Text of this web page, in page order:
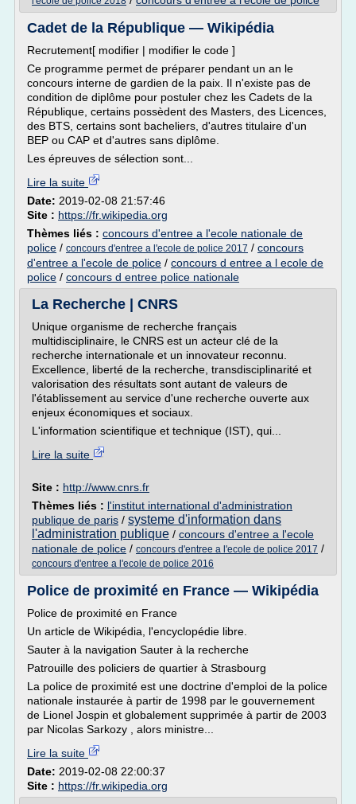
Cadet de la République — Wikipédia
Recrutement[ modifier | modifier le code ]
Ce programme permet de préparer pendant un an le
concours interne de gardien de la paix. Il n'existe pas de
condition de diplôme pour postuler chez les Cadets de la
République, certains possèdent des Masters, des Licences,
des BTS, certains sont bacheliers, d'autres titulaire d'un
BEP ou CAP et d'autres sans diplôme.
Les épreuves de sélection sont...
Lire la suite
Date: 2019-02-08 21:57:46
Site : https://fr.wikipedia.org
Thèmes liés : concours d'entree a l'ecole nationale de
police / concours d'entree a l'ecole de police 2017 / concours
d'entree a l'ecole de police / concours d entree a l ecole de
police / concours d entree police nationale
La Recherche | CNRS
Unique organisme de recherche français
multidisciplinaire, le CNRS est un acteur clé de la
recherche internationale et un innovateur reconnu.
Excellence, liberté de la recherche, transdisciplinarité et
valorisation des résultats sont autant de valeurs de
l'établissement au service d'une recherche ouverte aux
enjeux économiques et sociaux.
L'information scientifique et technique (IST), qui...
Lire la suite
Site : http://www.cnrs.fr
Thèmes liés : l'institut international d'administration
publique de paris / systeme d'information dans
l'administration publique / concours d'entree a l'ecole
nationale de police / concours d'entree a l'ecole de police 2017 /
concours d'entree a l'ecole de police 2016
Police de proximité en France — Wikipédia
Police de proximité en France
Un article de Wikipédia, l'encyclopédie libre.
Sauter à la navigation Sauter à la recherche
Patrouille des policiers de quartier à Strasbourg
La police de proximité est une doctrine d'emploi de la police
nationale instaurée à partir de 1998 par le gouvernement
de Lionel Jospin et globalement supprimée à partir de 2003
par Nicolas Sarkozy , alors ministre...
Lire la suite
Date: 2019-02-08 22:00:37
Site : https://fr.wikipedia.org